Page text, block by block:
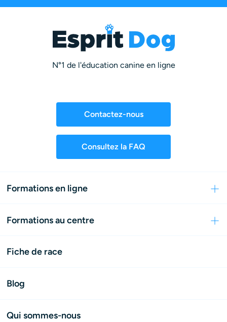
N°1 de l'éducation canine en ligne
Contactez-nous
Consultez la FAQ
Formations en ligne
Formations au centre
Fiche de race
Blog
Qui sommes-nous